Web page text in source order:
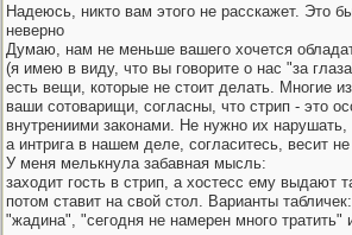
Надеюсь, никто вам этого не расскажет. Это
неверно
Думаю, нам не меньше вашего хочется
(я имею в виду, что вы говорите о нас "за
есть вещи, которые не стоит делать. Многие
ваши сотоварищи, согласны, что стрип - это
внутрениими законами. Не нужно их нарушать,
а интрига в нашем деле, согласитесь, весит не
У меня мелькнула забавная мысль:
заходит гость в стрип, а хостесс ему выдают
потом ставит на свой стол. Варианты
"жадина", "сегодня не намерен много тратить"